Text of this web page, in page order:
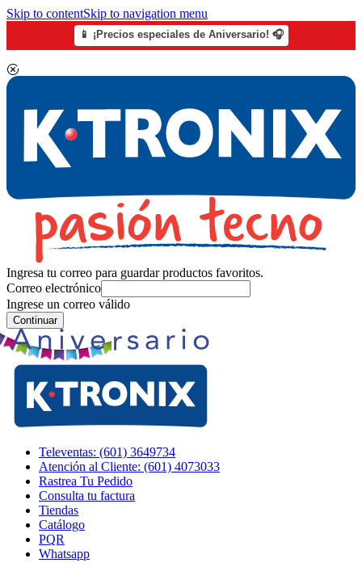
Skip to contentSkip to navigation menu
📱 ¡Precios especiales de Aniversario! 🎧
Ingresa tu correo para guardar productos favoritos.
Correo electrónico
Ingrese un correo válido
Continuar
Televentas: (601) 3649734
Atención al Cliente: (601) 4073033
Rastrea Tu Pedido
Consulta tu factura
Tiendas
Catálogo
PQR
Whatsapp